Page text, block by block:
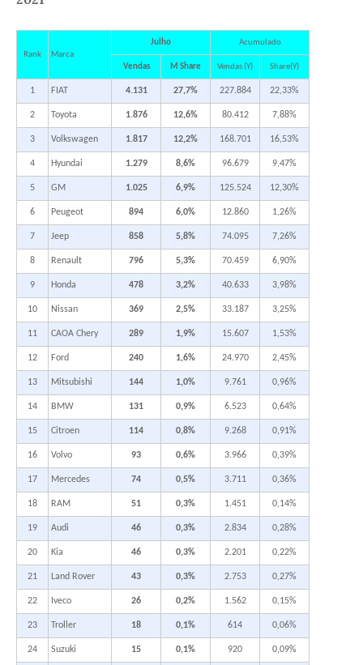
Rank Marca
Julho Acumulado
Vendas M Share Vendas (Y) Share(Y)
1 FIAT 4.131 27,7% 227.884 22,33%
2 Toyota 1.876 12,6% 80.412 7,88%
3 Volkswagen 1.817 12,2% 168.701 16,53%
4 Hyundai 1.279 8,6% 96.679 9,47%
5 GM 1.025 6,9% 125.524 12,30%
6 Peugeot 894 6,0% 12.860 1,26%
7 Jeep 858 5,8% 74.095 7,26%
8 Renault 796 5,3% 70.459 6,90%
9 Honda 478 3,2% 40.633 3,98%
10 Nissan 369 2,5% 33.187 3,25%
11 CAOA Chery 289 1,9% 15.607 1,53%
12 Ford 240 1,6% 24.970 2,45%
13 Mitsubishi 144 1,0% 9.761 0,96%
14 BMW 131 0,9% 6.523 0,64%
15 Citroen 114 0,8% 9.268 0,91%
16 Volvo 93 0,6% 3.966 0,39%
17 Mercedes 74 0,5% 3.711 0,36%
18 RAM 51 0,3% 1.451 0,14%
19 Audi 46 0,3% 2.834 0,28%
20 Kia 46 0,3% 2.201 0,22%
21 Land Rover 43 0,3% 2.753 0,27%
22 Iveco 26 0,2% 1.562 0,15%
23 Troller 18 0,1% 614 0,06%
24 Suzuki 15 0,1% 920 0,09%